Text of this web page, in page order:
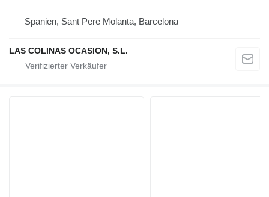
Spanien, Sant Pere Molanta, Barcelona
LAS COLINAS OCASION, S.L.